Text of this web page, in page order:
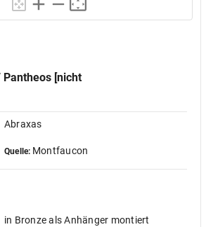
Pantheos [nicht
Abraxas
Quelle: Montfaucon
in Bronze als Anhänger montiert